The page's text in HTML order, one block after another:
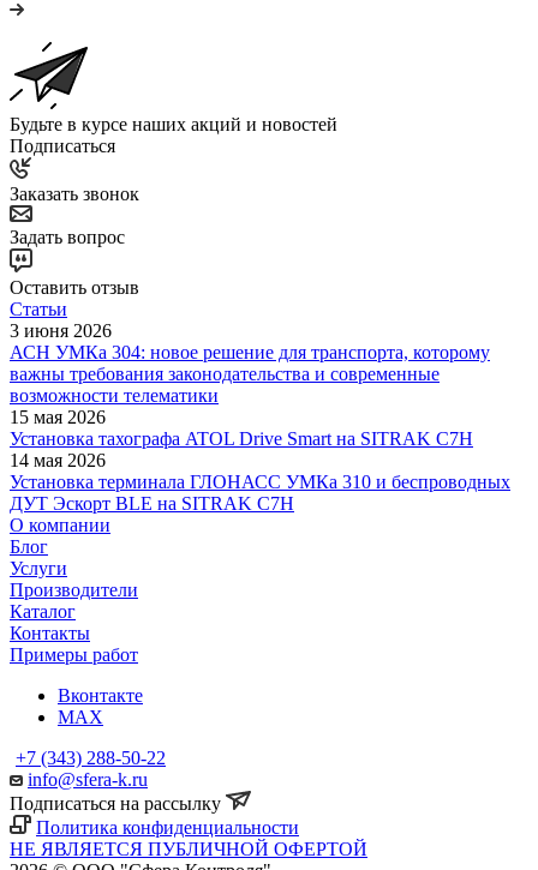
Будьте в курсе наших акций и новостей
Подписаться
Заказать звонок
Задать вопрос
Оставить отзыв
Статьи
3 июня 2026
АСН УМКа 304: новое решение для транспорта, которому
важны требования законодательства и современные
возможности телематики
15 мая 2026
Установка тахографа ATOL Drive Smart на SITRAK C7H
14 мая 2026
Установка терминала ГЛОНАСС УМКа 310 и беспроводных
ДУТ Эскорт BLE на SITRAK C7H
О компании
Блог
Услуги
Производители
Каталог
Контакты
Примеры работ
Вконтакте
MAX
+7 (343) 288-50-22
info@sfera-k.ru
Подписаться на рассылку
Политика конфиденциальности
НЕ ЯВЛЯЕТСЯ ПУБЛИЧНОЙ ОФЕРТОЙ